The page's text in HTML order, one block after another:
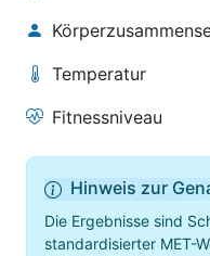
Temperatur
Fitnessniveau
Hinweis zur
Die Ergebnisse sind
standardisierter MET-